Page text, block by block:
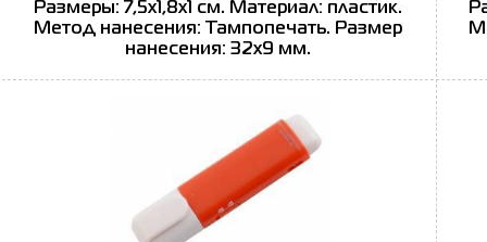
Размеры: 7,5х1,8х1 см. Материал: пластик.
Метод нанесения: Тампопечать. Размер
нанесения: 32x9 мм.